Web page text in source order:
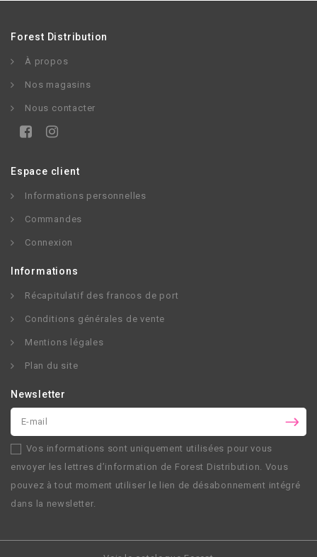
Forest Distribution
À propos
Nos magasins
Nous contacter
Espace client
Informations personnelles
Commandes
Connexion
Informations
Récapitulatif des francos de port
Conditions générales de vente
Mentions légales
Plan du site
Newsletter
Vos informations sont uniquement utilisées pour vous
envoyer les lettres d’information de Forest Distribution . Vous
pouvez à tout moment utiliser le lien de désabonnement intégré
dans la newsletter.